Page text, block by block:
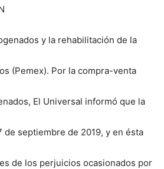
y la rehabilitación de la
(Pemex). Por la compra-venta
El Universal informó que la
de septiembre de 2019, y en ésta
de los perjuicios ocasionados por